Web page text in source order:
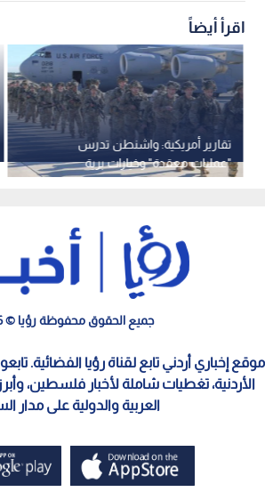
اقرأ أيضاً
تقارير أمريكية: واشنطن تدرس
"عمليات معقدة" وخيارات برية
للاستيلاء على جزر إيرانية
جميع الحقوق محفوظة رؤيا © 2026
موقع إخباري أردني تابع لقناة رؤيا الفضائية.
الأردنية، تغطيات شاملة لأخبار فلسطين،
العربية والدولية على مدار